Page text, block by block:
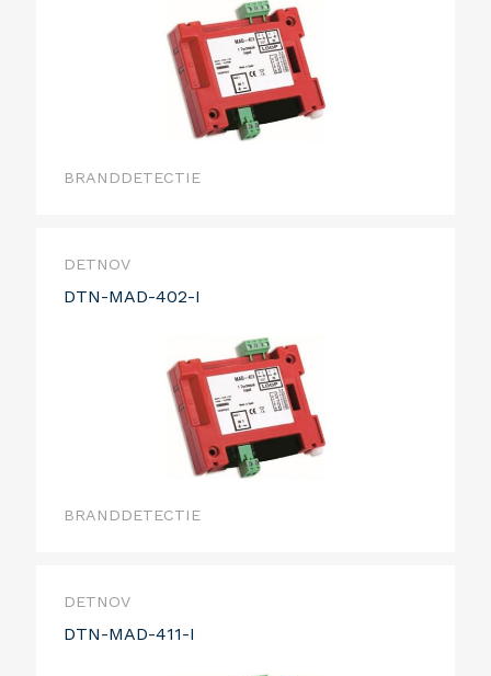
BRANDDETECTIE
DETNOV
DTN-MAD-402-I
BRANDDETECTIE
DETNOV
DTN-MAD-411-I